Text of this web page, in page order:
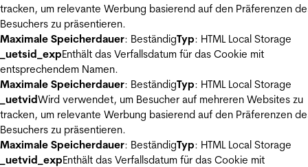
tracken, um relevante Werbung basierend auf den Präferenzen
Besuchers zu präsentieren.
Maximale Speicherdauer: BeständigTyp: HTML Local Storage
_uetsid_expEnthält das Verfallsdatum für das Cookie mit
entsprechendem Namen.
Maximale Speicherdauer: BeständigTyp: HTML Local Storage
_uetvidWird verwendet, um Besucher auf mehreren Websites zu
tracken, um relevante Werbung basierend auf den Präferenzen
Besuchers zu präsentieren.
Maximale Speicherdauer: BeständigTyp: HTML Local Storage
_uetvid_expEnthält das Verfallsdatum für das Cookie mit